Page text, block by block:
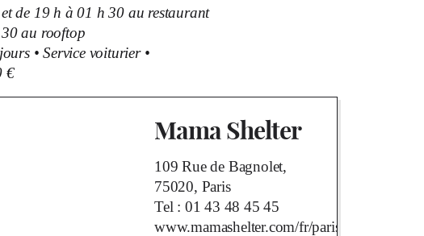
de 19 h à 01 h 30 au restaurant
au rooftop
• Service voiturier •
€
Mama Shelter
109 Rue de Bagnolet,
75020, Paris
Tel : 01 43 48 45 45
www.mamashelter.com/fr/paris/restaurants